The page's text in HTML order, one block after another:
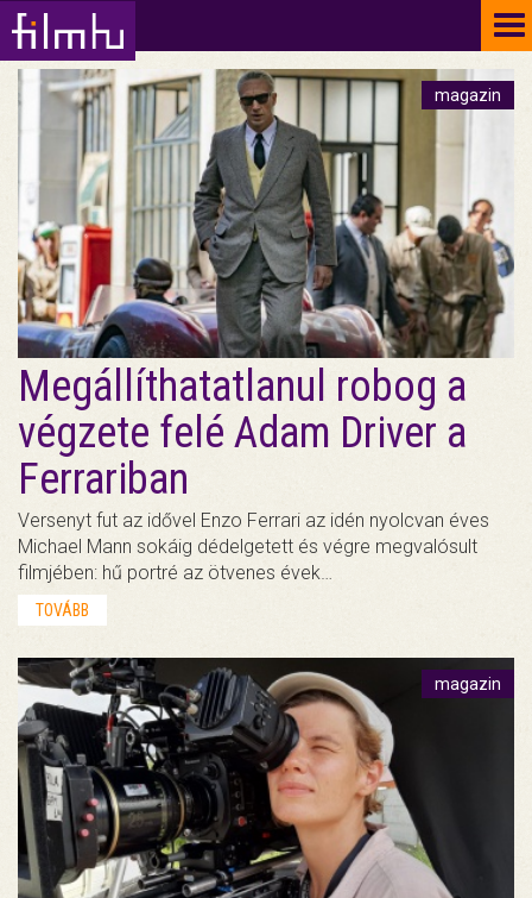
magazin
Megállíthatatlanul robog a
végzete felé Adam Driver a
Ferrariban
Versenyt fut az idővel Enzo Ferrari az idén nyolcvan éves
Michael Mann sokáig dédelgetett és végre megvalósult
filmjében: hű portré az ötvenes évek…
TOVÁBB
magazin